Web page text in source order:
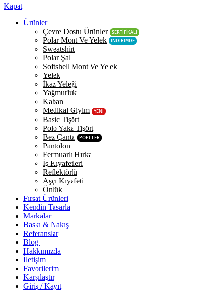
Kapat
Ürünler
Çevre Dostu Ürünler
SERTİFİKALI
Polar Mont Ve Yelek İNDİRİMDE
Sweatshirt
Polar Şal
Softshell Mont Ve Yelek
Yelek
İkaz Yeleği
Yağmurluk
Kaban
Medikal Giyim
YENİ
Basic Tişört
Polo Yaka Tişört
Bez Çanta
POPÜLER
Pantolon
Fermuarlı Hırka
İş Kıyafetleri
Reflektörlü
Aşçı Kıyafeti
Önlük
Fırsat Ürünleri
Kendin Tasarla
Markalar
Baskı & Nakış
Referanslar
Blog
Hakkımızda
İletişim
Favorilerim
Karşılaştır
Giriş / Kayıt